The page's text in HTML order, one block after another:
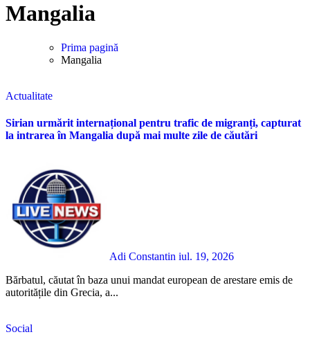
Mangalia
Prima pagină
Mangalia
Actualitate
Sirian urmărit internațional pentru trafic de migranți, capturat
la intrarea în Mangalia după mai multe zile de căutări
Adi Constantin iul. 19, 2026
Bărbatul, căutat în baza unui mandat european de arestare emis de
autoritățile din Grecia, a...
Social